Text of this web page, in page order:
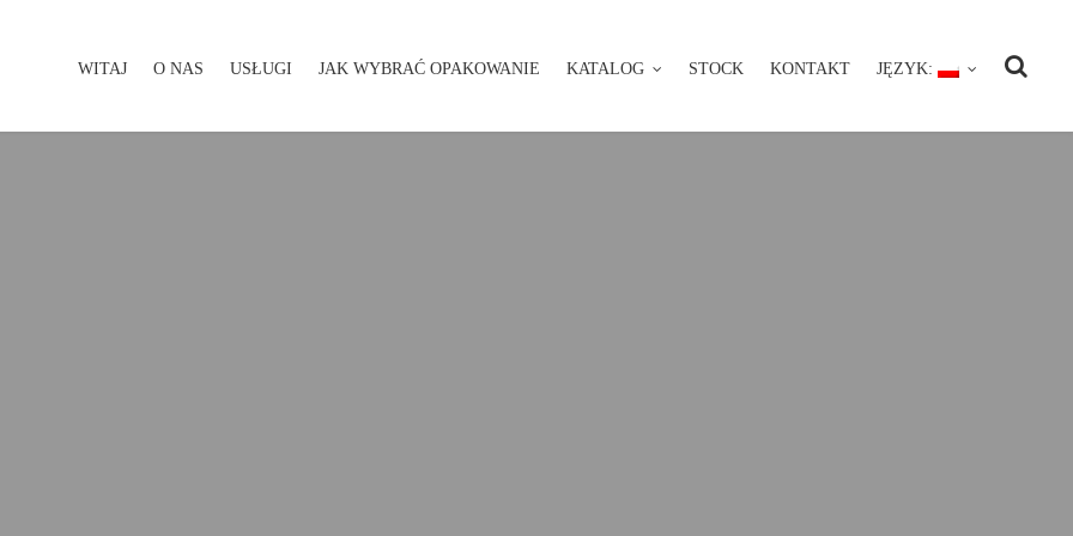
WITAJ O NAS USŁUGI JAK WYBRAĆ OPAKOWANIE KATALOG STOCK KONTAKT JĘZYK:
WITAJ O NAS USŁUGI JAK WYBRAĆ OPAKOWANIE KATALOG STOCK KONTAKT JĘZYK: